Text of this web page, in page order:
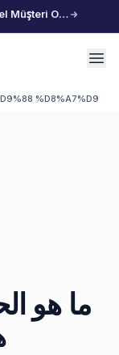
LeadOcean'ı Tanıtma: AI Destekli Potansiyel Müşteri Oluşturma, Özenle Seçilmiş Veriler, Zahmetsiz Büyüme
ما هو